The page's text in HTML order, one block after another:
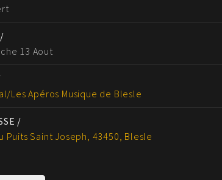
13 Aout
Les Apéros Musique de Blesle
/
Puits Saint Joseph, 43450, Blesle